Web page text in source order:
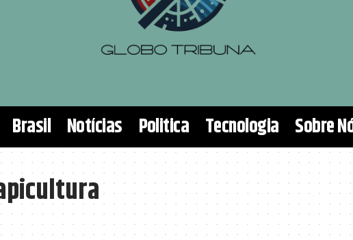
Brasil Notícias Politica Tecnologia Sobre